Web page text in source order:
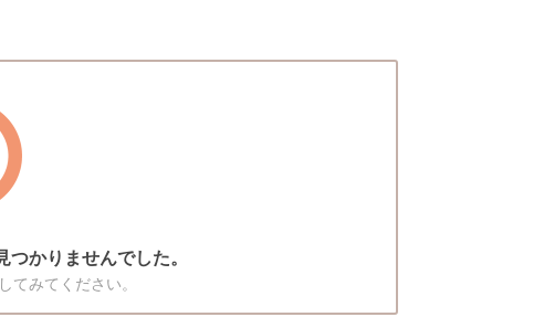
かりませんでした。
てみてください。